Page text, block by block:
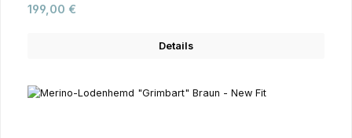
Regulärer Preis:
199,00 €
Details